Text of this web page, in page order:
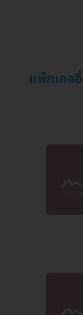
แพ็กเกจ